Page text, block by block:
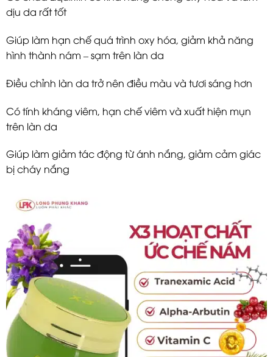
dịu da rất tốt
Giúp làm hạn chế quá trình oxy hóa, giảm khả năng
hình thành nám – sạm trên làn da
Điều chỉnh làn da trở nên điều màu và tươi sáng hơn
Có tính kháng viêm, hạn chế viêm và xuất hiện mụn
trên làn da
Giúp làm giảm tác động từ ánh nắng, giảm cảm giác
bị cháy nắng